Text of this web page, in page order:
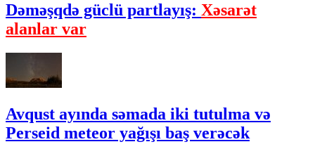
Dəməşqdə güclü partlayış: Xəsarət
alanlar var
Avqust ayında səmada iki tutulma və
Perseid meteor yağışı baş verəcək